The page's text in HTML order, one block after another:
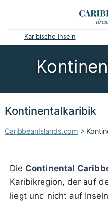
Karibische Inseln
Kontinentalkaribik
CaribbeanIslands.com >
Die Continental
Karibikregion, der auf
liegt und nicht auf